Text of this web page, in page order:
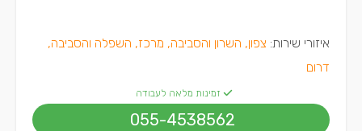
איזורי שירות: צפון, השרון והסביבה, מרכז, השפלה והסביבה,
דרום
זמינות מלאה לעבודה
055-4538562